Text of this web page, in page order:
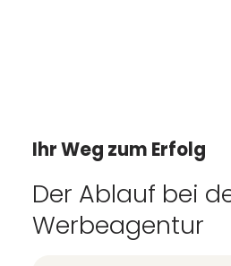
Ihr Weg zum Erfolg
Der Ablauf bei
Werbeagentur